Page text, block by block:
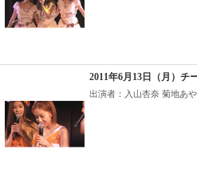
2011年6月13日（月）チ
出演者：入山杏奈 菊地あや